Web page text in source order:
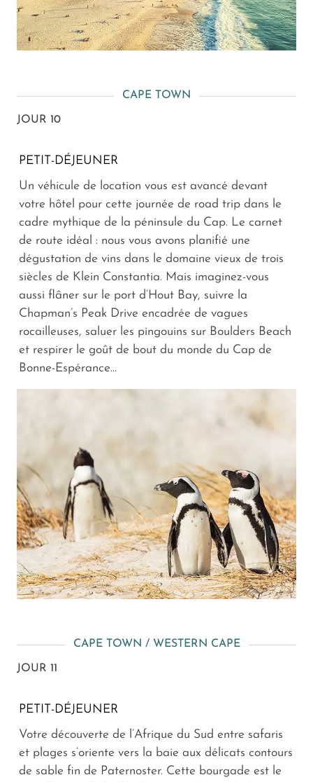
CAPE TOWN
JOUR 10
PETIT-DÉJEUNER
Un véhicule de location vous est avancé devant
votre hôtel pour cette journée de road trip dans le
cadre mythique de la péninsule du Cap. Le carnet
de route idéal : nous vous avons planifié une
dégustation de vins dans le domaine vieux de trois
siècles de Klein Constantia. Mais imaginez-vous
aussi flâner sur le port d’Hout Bay, suivre la
Chapman’s Peak Drive encadrée de vagues
rocailleuses, saluer les pingouins sur Boulders Beach
et respirer le goût de bout du monde du Cap de
Bonne-Espérance...
CAPE TOWN / WESTERN CAPE
JOUR 11
PETIT-DÉJEUNER
Votre découverte de l’Afrique du Sud entre safaris
et plages s’oriente vers la baie aux délicats contours
de sable fin de Paternoster. Cette bourgade est le